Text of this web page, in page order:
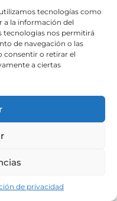
tecnologías como
a la información del
tecnologías nos permitirá
de navegación o las
consentir o retirar el
a ciertas
de privacidad
privacidad